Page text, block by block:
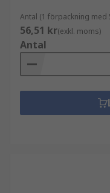
Antal (1 förpackning med
56,51 kr(exkl. moms)
Antal